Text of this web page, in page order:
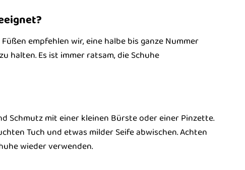
empfehlen wir, eine halbe bis ganze Nummer
halten. Es ist immer ratsam, die Schuhe
Schmutz mit einer kleinen Bürste oder einer Pinzette.
Tuch und etwas milder Seife abwischen. Achten
wieder verwenden.